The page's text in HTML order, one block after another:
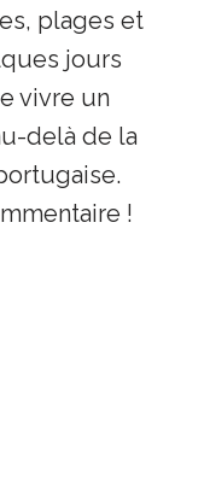
plages et
jours
vivre un
delà de la
!